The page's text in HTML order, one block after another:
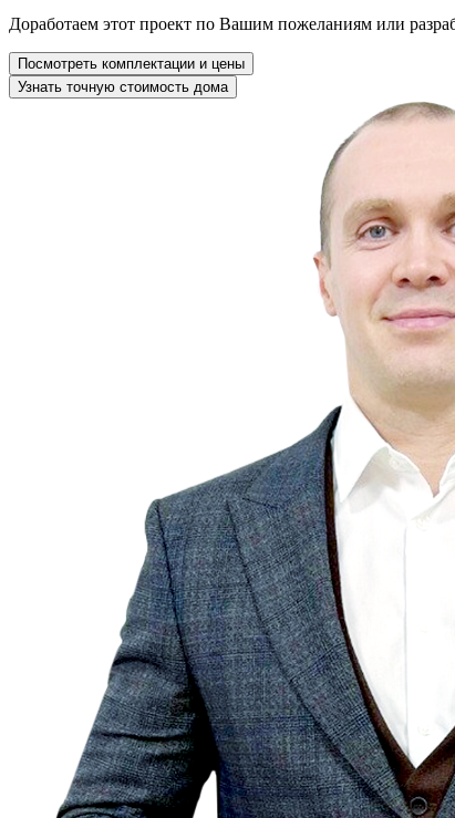
Доработаем этот проект по Вашим пожеланиям или
Посмотреть комплектации и цены
Узнать точную стоимость дома